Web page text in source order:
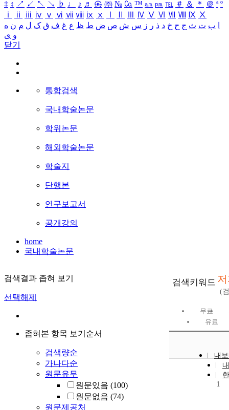
‡ ↕ ↗ ↙ ↖ ↘ ♭ ♩ ♪ ♬ ㉿ ㈜ № ㏇ ™ ㏂ ㏘ ℡ ＃ ＆ ＊ ＠ ª º
ⅰ
ⅱ ⅲ ⅳ ⅴ ⅵ ⅶ ⅷ ⅸ ⅹ Ⅳ Ⅴ Ⅵ Ⅶ Ⅷ Ⅸ Ⅹ
ب ت ث ج ح خ د ذ ر ز س ش ص ض ط ظ ع غ ف ق ک ل م ن ه
و ی
닫기
통합검색
국내학술논문
학위논문
해외학술논문
학술지
단행본
연구보고서
공개강의
home
국내학술논문
검색결과 좁혀 보기
선택해제
좁혀본 항목 보기순서
검색량순
가나다순
원문유무
원문있음 (100)
원문없음 (74)
원문제공처
검색키워드
(
무료
유료
내
1